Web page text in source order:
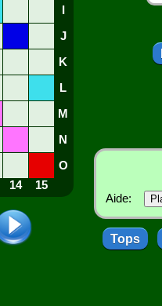
J
K
L
M
N
O
14 15
Aide:
Tops